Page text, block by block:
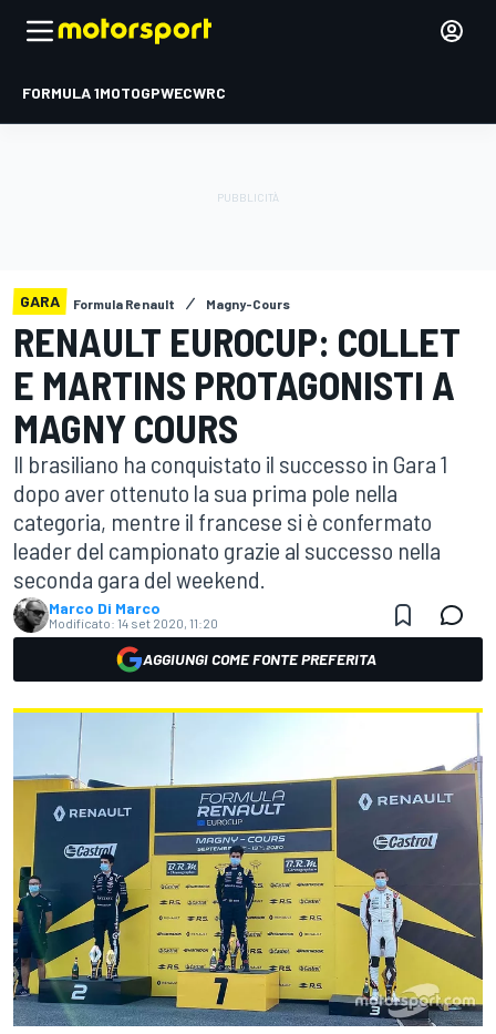
FORMULA 1MOTOGPWECWRC
GARA Formula Renault Magny-Cours
RENAULT EUROCUP: COLLET
E MARTINS PROTAGONISTI A
MAGNY COURS
Il brasiliano ha conquistato il successo in Gara 1
dopo aver ottenuto la sua prima pole nella
categoria, mentre il francese si è confermato
leader del campionato grazie al successo nella
seconda gara del weekend.
Marco Di Marco
Modificato: 14 set 2020, 11:20
AGGIUNGI COME FONTE PREFERITA